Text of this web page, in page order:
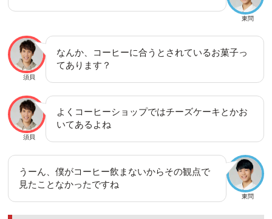
東問
須貝
なんか、コーヒーに合うとされているお菓子っ
てあります？
須貝
よくコーヒーショップではチーズケーキとかお
いてあるよね
東問
うーん、僕がコーヒー飲まないからその観点で
見たことなかったですね